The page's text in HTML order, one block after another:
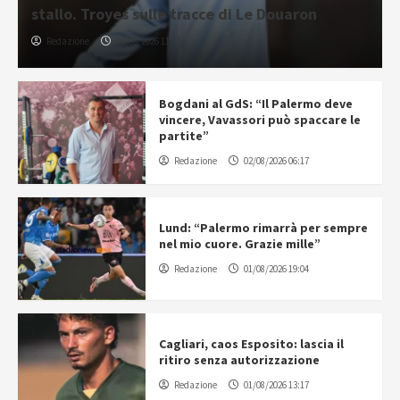
stallo. Troyes sulle tracce di Le Douaron
Redazione 02/08/2026 11:11
Bogdani al GdS: “Il Palermo deve
vincere, Vavassori può spaccare le
partite”
Redazione 02/08/2026 06:17
Lund: “Palermo rimarrà per sempre
nel mio cuore. Grazie mille”
Redazione 01/08/2026 19:04
Cagliari, caos Esposito: lascia il
ritiro senza autorizzazione
Redazione 01/08/2026 13:17